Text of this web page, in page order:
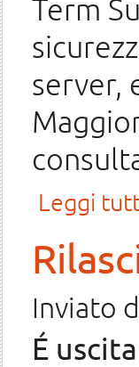
Term
server,
Leggi
Inviato
É